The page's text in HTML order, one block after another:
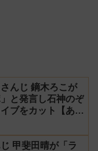
んじ 鏑木ろこが
」と発言し石神のぞ
ブをカット【あら
甲斐田晴が「ラ